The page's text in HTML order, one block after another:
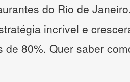
do Rio de Janeiro.
incrível e
de 80%. Quer saber